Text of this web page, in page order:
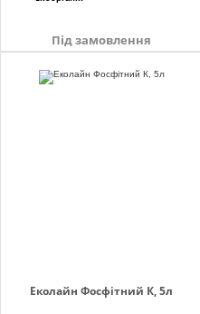
Під замовлення
Еколайн Фосфітний К, 5л